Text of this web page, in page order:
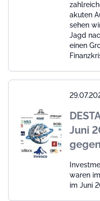
akuten
sehen
Jagd
einen
Juni
waren
im Juni